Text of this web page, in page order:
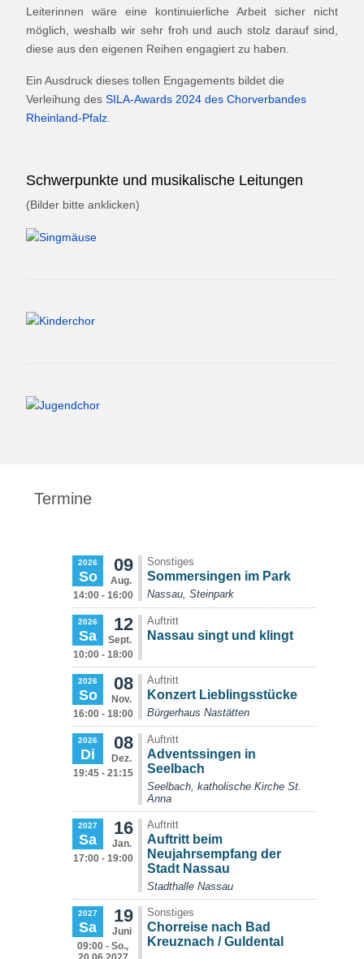
Leiterinnen wäre eine kontinuierliche Arbeit sicher nicht
möglich, weshalb wir sehr froh und auch stolz darauf sind,
diese aus den eigenen Reihen engagiert zu haben.
Ein Ausdruck dieses tollen Engagements bildet die
Verleihung des SILA-Awards 2024 des Chorverbandes
Rheinland-Pfalz
Schwerpunkte und musikalische Leitungen
(Bilder bitte anklicken)
Termine